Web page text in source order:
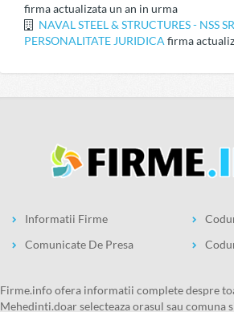
firma actualizata un an in urma
NAVAL STEEL & STRUCTURES - NSS
PERSONALITATE JURIDICA firma
Informatii Firme
Comunicate De Presa
firme.info ofera informatii complete despre toate firmele din judetul
Mehedinti.doar selecteaza orasul sau comuna